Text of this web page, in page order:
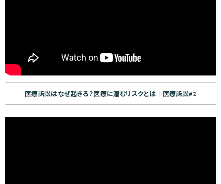
医療訴訟はなぜ起きる？医療に潜むリスクとは｜医療訴訟#2